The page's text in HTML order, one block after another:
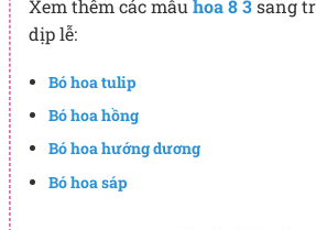
Xem thêm các mẫu hoa 8 3sang
dịp lễ:
Bó hoa tulip
Bó hoa hồng
Bó hoa hướng dương
Bó hoa sáp